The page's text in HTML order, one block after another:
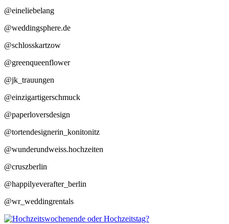
@eineliebelang
@weddingsphere.de
@schlosskartzow
@greenqueenflower
@jk_trauungen
@einzigartigerschmuck
@paperloversdesign
@tortendesignerin_konitonitz
@wunderundweiss.hochzeiten
@cruszberlin
@happilyeverafter_berlin
@wr_weddingrentals